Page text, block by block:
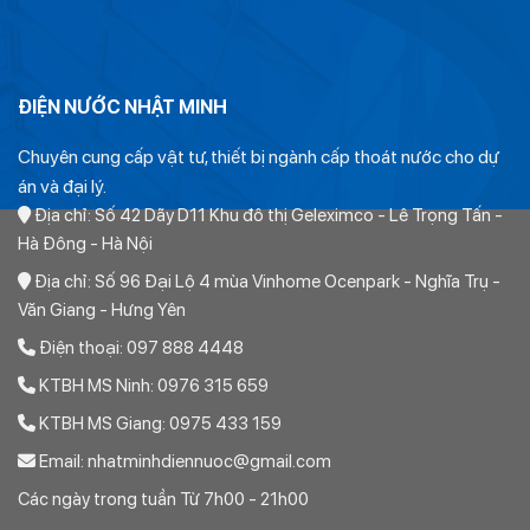
nhật mới nhất
Giá bán Ống PVC Dismy Class 2 D90 hay C2
D90
Giá bán của sản phẩm được tính từ giá niêm yết của nhà máy.
thuộc vào tỷ lệ chiết khấu
Giá bán thực tế phụ thuộc vào tỷ lệ chiết khấu. Chiết khấu
càng cao thì giá mua bán thực tế càng giảm.
Chiết khấu trên giá niêm yết có các mức từ 30% đến 35% tùy
thuộc vào khối lượng sản phẩm và thỏa thuận mua bán.
Địa chỉ mua Ống PVC Dismy Class 2 D90
ĐIỆN NƯỚC NHẬT MINH
Chuyên cung cấp vật tư, thiết bị ngành cấp thoát nước cho dự
án và đại lý.
Địa chỉ: Số 42 Dãy D11 Khu đô thị Geleximco - Lê Trọng Tấn -
Hà Đông - Hà Nội
Địa chỉ: Số 96 Đại Lộ 4 mùa Vinhome Ocenpark - Nghĩa Trụ -
Văn Giang - Hưng Yên
Điện thoại: 097 888 4448
KTBH MS Ninh: 0976 315 659
KTBH MS Giang: 0975 433 159
Email: nhatminhdiennuoc@gmail.com
Các ngày trong tuần Từ 7h00 - 21h00